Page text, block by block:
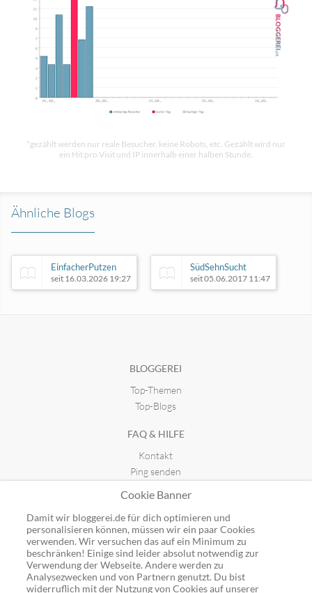
*gezählt werden nur reale Besucher, keine Robots, etc. Gezählt wird nur
ein Hit pro Visit und IP innerhalb einer halben Stunde.
Ähnliche Blogs
EinfacherPutzen
seit 16.03.2026 19:27
SüdSehnSucht
seit 05.06.2017 11:47
BLOGGEREI
Top-Themen
Top-Blogs
FAQ & HILFE
Kontakt
Ping senden
GUTSCHEINE
Top-Gutscheine
Alle Shops
Cookie Banner
Damit wir bloggerei.de für dich optimieren und
personalisieren können, müssen wir ein paar Cookies
verwenden. Wir versuchen das auf ein Minimum zu
beschränken! Einige sind leider absolut notwendig zur
Verwendung der Webseite. Andere werden zu
Analysezwecken und von Partnern genutzt. Du bist
widerruflich mit der Nutzung von Cookies auf unserer